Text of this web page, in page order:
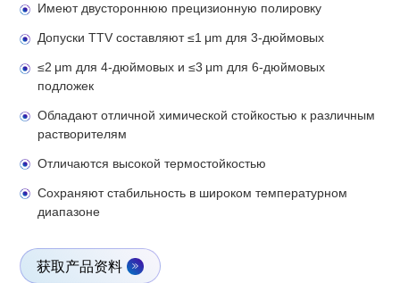
Имеют двустороннюю прецизионную полировку
Допуски TTV составляют ≤1 μm для 3-дюймовых
≤2 μm для 4-дюймовых и ≤3 μm для 6-дюймовых
подложек
Обладают отличной химической стойкостью к различным
растворителям
Отличаются высокой термостойкостью
Сохраняют стабильность в широком температурном
диапазоне
获取产品资料